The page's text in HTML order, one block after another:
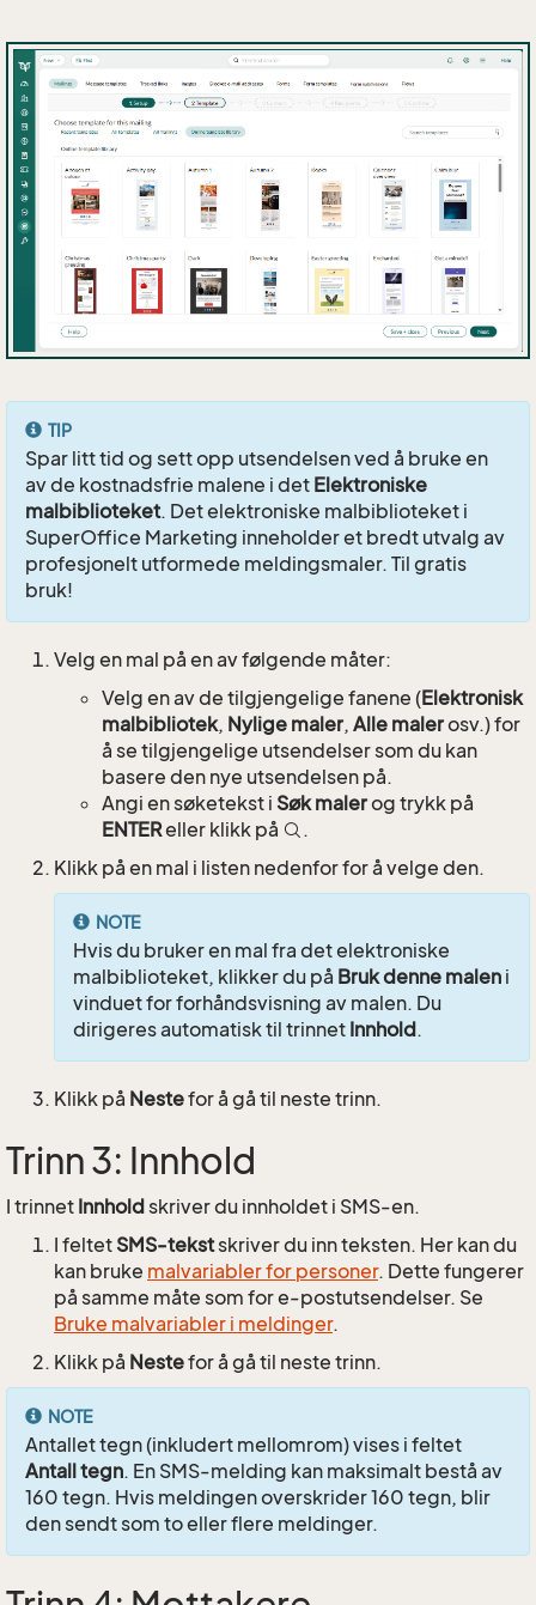
TIP
Spar litt tid og sett opp utsendelsen ved å bruke en
av de kostnadsfrie malene i det Elektroniske
malbiblioteket. Det elektroniske malbiblioteket i
SuperOffice Marketing inneholder et bredt utvalg av
profesjonelt utformede meldingsmaler. Til gratis
bruk!
Velg en mal på en av følgende måter:
Velg en av de tilgjengelige fanene (Elektronisk
malbibliotek, Nylige maler, Alle malerosv.) for
å se tilgjengelige utsendelser som du kan
basere den nye utsendelsen på.
Angi en søketekst i Søk malerog trykk på
ENTEReller klikk på
.
Klikk på en mal i listen nedenfor for å velge den.
NOTE
Hvis du bruker en mal fra det elektroniske
malbiblioteket, klikker du på Bruk denne malen i
vinduet for forhåndsvisning av malen. Du
dirigeres automatisk til trinnet Innhold.
Klikk på Nestefor å gå til neste trinn.
Trinn 3: Innhold
I trinnet Innholdskriver du innholdet i SMS-en.
I feltet SMS-tekstskriver du inn teksten. Her kan du
kan bruke malvariabler for personer. Dette fungerer
på samme måte som for e-postutsendelser. Se
Bruke malvariabler i meldinger.
Klikk på Nestefor å gå til neste trinn.
NOTE
Antallet tegn (inkludert mellomrom) vises i feltet
Antall tegn. En SMS-melding kan maksimalt bestå av
160 tegn. Hvis meldingen overskrider 160 tegn, blir
den sendt som to eller flere meldinger.